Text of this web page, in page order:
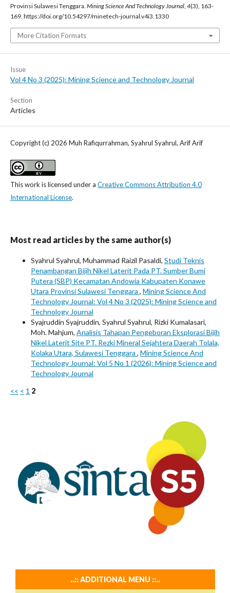
Provinsi Sulawesi Tenggara. Mining Science And Technology Journal, 4(3), 163-
169. https://doi.org/10.54297/minetech-journal.v4i3.1330
More Citation Formats
Issue
Vol 4 No 3 (2025): Mining Science and Technology Journal
Section
Articles
Copyright (c) 2026 Muh Rafiqurrahman, Syahrul Syahrul, Arif Arif
This work is licensed under a Creative Commons Attribution 4.0
International License.
Most read articles by the same author(s)
Syahrul Syahrul, Muhammad Raizil Pasaldi, Studi Teknis
Penambangan Bijih Nikel Laterit Pada PT. Sumber Bumi
Putera (SBP) Kecamatan Andowia Kabupaten Konawe
Utara Provinsi Sulawesi Tenggara , Mining Science And
Technology Journal: Vol 4 No 3 (2025): Mining Science and
Technology Journal
Syajruddin Syajruddin, Syahrul Syahrul, Rizki Kumalasari,
Moh. Mahjum, Analisis Tahapan Pengeboran Eksplorasi Bijih
Nikel Laterit Site PT. Rezki Mineral Sejahtera Daerah Tolala,
Kolaka Utara, Sulawesi Tenggara , Mining Science And
Technology Journal: Vol 5 No 1 (2026): Mining Science and
Technology Journal
<< < 1 2
..:: ADDITIONAL MENU ::..